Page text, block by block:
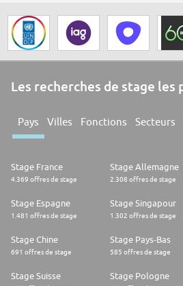
Les recherches de stage les
Pays Villes Fonctions Secteurs
Stage France
4.369 offres de stage
Stage Allemagne
2.308 offres de stage
Stage Espagne
1.481 offres de stage
Stage Singapour
1.302 offres de stage
Stage Chine
691 offres de stage
Stage Pays-Bas
585 offres de stage
Stage Suisse Stage Pologne